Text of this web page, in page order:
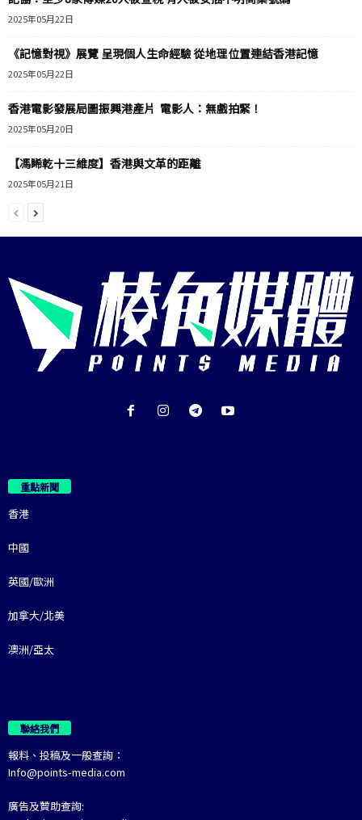
2025年05月22日
《記憶對視》展覽 呈現個人生命經驗 從地理位置連結香港記憶
2025年05月22日
香港電影發展局圖振興港產片 電影人：無戲拍緊！
2025年05月20日
【馮睎乾十三維度】香港與文革的距離
2025年05月21日
重點新聞
香港
中國
英國/歐洲
加拿大/北美
澳洲/亞太
聯絡我們
報料、投稿及一般查詢：
Info@points-media.com
廣告及贊助查詢: